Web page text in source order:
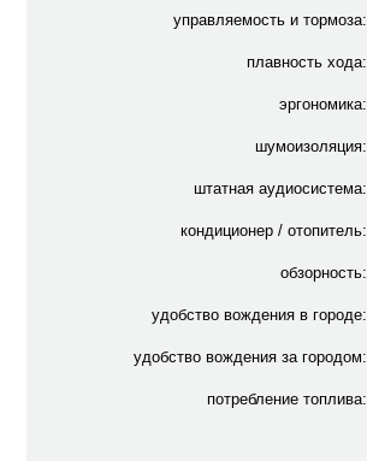
управляемость и тормоза:
плавность хода:
эргономика:
шумоизоляция:
штатная аудиосистема:
кондиционер / отопитель:
обзорность:
удобство вождения в городе:
удобство вождения за городом:
потребление топлива: